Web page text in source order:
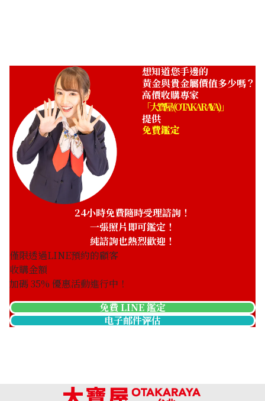
想知道您手邊的
黃金與貴金屬價值多少嗎？
高價收購專家
「大寶屋 (OTAKARAYA)」
提供
免費鑑定
24小時免費隨時受理諮詢！
一張照片即可鑑定！
純諮詢也熱烈歡迎！
僅限透過LINE預約的顧客
收購金額
加碼35% 優惠活動進行中！
免費 LINE 鑑定
电子邮件评估